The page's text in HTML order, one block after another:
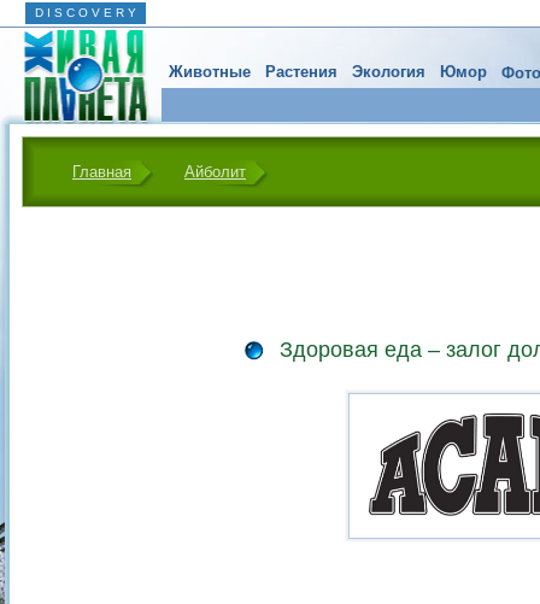
D I S C O V E R Y
Животные Растения Экология Юмор
Главная Айболит
Здоровая еда – залог